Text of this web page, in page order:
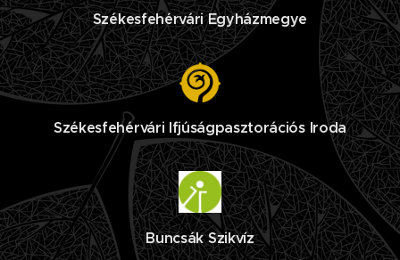
Székesfehérvári Egyházmegye
Székesfehérvári Ifjúságpasztorációs Iroda
Buncsák Szikvíz